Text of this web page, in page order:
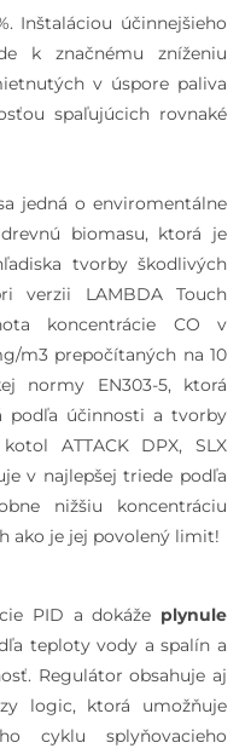
Inštaláciou účinnejšieho
k značnému zníženiu
v úspore paliva
spaľujúcich rovnaké
jedná o enviromentálne
biomasu, ktorá je
tvorby škodlivých
verzii LAMBDA Touch
koncentrácie CO v
m3 prepočítaných na 10
normy EN303-5, ktorá
podľa účinnosti a tvorby
ATTACK DPX, SLX
v najlepšej triede podľa
nižšiu koncentráciu
ako je jej povolený limit!
PID a dokáže plynule
teploty vody a spalín a
Regulátor obsahuje aj
logic, ktorá umožňuje
cyklu splyňovacieho